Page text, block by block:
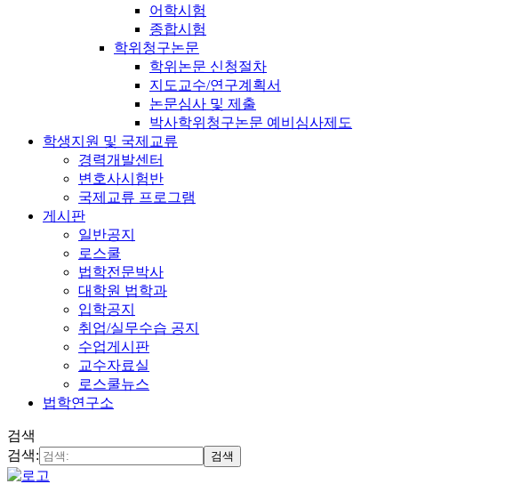
어학시험
종합시험
학위청구논문
학위논문 신청절차
지도교수/연구계획서
논문심사 및 제출
박사학위청구논문 예비심사제도
학생지원 및 국제교류
경력개발센터
변호사시험반
국제교류 프로그램
게시판
일반공지
로스쿨
법학전문박사
대학원 법학과
입학공지
취업/실무수습 공지
수업게시판
교수자료실
로스쿨뉴스
법학연구소
검색
검색:
검색